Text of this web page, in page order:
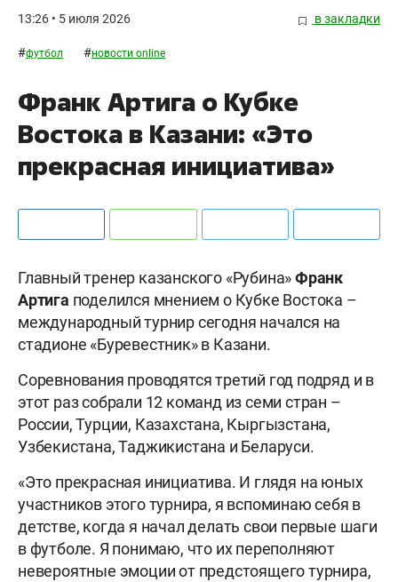
13:26 • 5 июля 2026 в закладки
#футбол #новости online
Франк Артига о Кубке
Востока в Казани: «Это
прекрасная инициатива»
Главный тренер казанского «Рубина»Франк
Артига поделился мнением о Кубке Востока –
международный турнир сегодня начался на
стадионе «Буревестник» в Казани.
Соревнования проводятся третий год подряд и в
этот раз собрали 12 команд из семи стран –
России, Турции, Казахстана, Кыргызстана,
Узбекистана, Таджикистана и Беларуси.
«Это прекрасная инициатива. И глядя на юных
участников этого турнира, я вспоминаю себя в
детстве, когда я начал делать свои первые шаги
в футболе. Я понимаю, что их переполняют
невероятные эмоции от предстоящего турнира,